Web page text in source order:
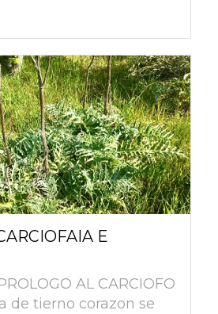
E
AL CARCIOFO
de tierno corazon se